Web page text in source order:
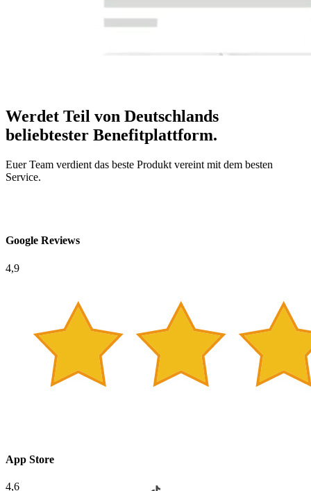
Werdet Teil von Deutschlands
beliebtester Benefitplattform.
Euer Team verdient das beste Produkt vereint mit dem besten
Service.
Google Reviews
4,9
App Store
4,6